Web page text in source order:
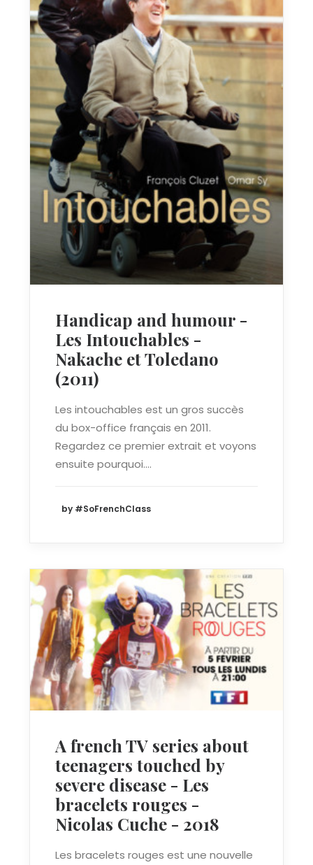
Handicap and humour -
Les Intouchables -
Nakache et Toledano
(2011)
Les intouchables est un gros succès
du box-office français en 2011.
Regardez ce premier extrait et voyons
ensuite pourquoi.…
by #SoFrenchClass
A french TV series about
teenagers touched by
severe disease - Les
bracelets rouges -
Nicolas Cuche - 2018
Les bracelets rouges est une nouvelle